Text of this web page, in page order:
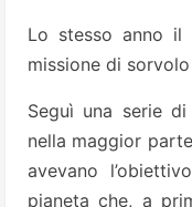
Lo stesso anno il
missione di
Seguì una serie
nella maggior
avevano
pianeta che, a